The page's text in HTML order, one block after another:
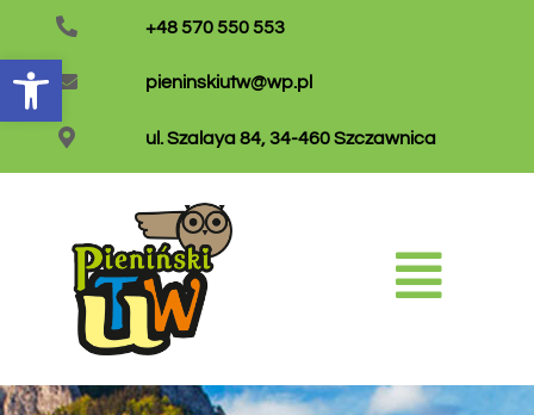
Otwórz pasek narzędzi
+48 570 550 553
pieninskiutw@wp.pl
ul. Szalaya 84, 34-460 Szczawnica